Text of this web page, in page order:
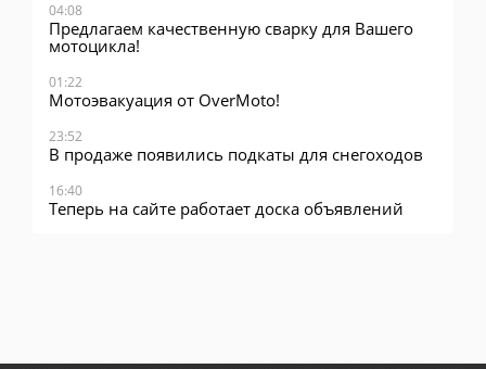
04:08
Предлагаем качественную сварку для Вашего
мотоцикла!
01:22
Мотоэвакуация от OverMoto!
23:52
В продаже появились подкаты для снегоходов
16:40
Теперь на сайте работает доска объявлений